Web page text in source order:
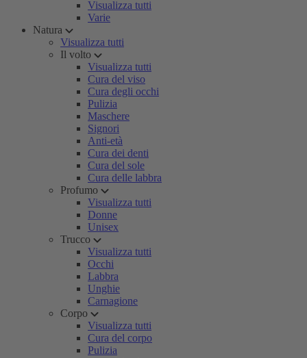
Visualizza tutti
Varie
Natura
Visualizza tutti
Il volto
Visualizza tutti
Cura del viso
Cura degli occhi
Pulizia
Maschere
Signori
Anti-età
Cura dei denti
Cura del sole
Cura delle labbra
Profumo
Visualizza tutti
Donne
Unisex
Trucco
Visualizza tutti
Occhi
Labbra
Unghie
Carnagione
Corpo
Visualizza tutti
Cura del corpo
Pulizia